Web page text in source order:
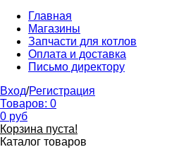
Главная
Магазины
Запчасти для котлов
Оплата и доставка
Письмо директору
Вход/Регистрация
Товаров: 0
0 руб
Корзина пуста!
Каталог товаров